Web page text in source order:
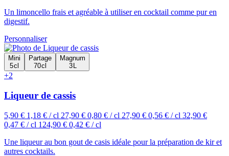
Un limoncello frais et agréable à utiliser en cocktail comme pur en
digestif.
Personnaliser
Mini
5 cl
Partage
70 cl
Magnum
3 L
+2
Liqueur de cassis
5,90 € 1,18 € / cl 27,90 € 0,80 € / cl 27,90 € 0,56 € / cl 32,90 €
0,47 € / cl 124,90 € 0,42 € / cl
Une liqueur au bon gout de casis idéale pour la préparation de kir et
autres cocktails.